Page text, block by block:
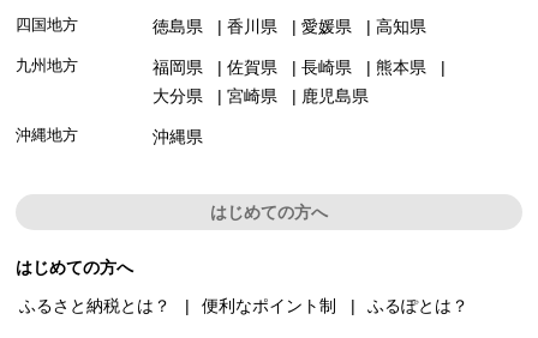
四国地方 徳島県 香川県 愛媛県 高知県
九州地方 福岡県 佐賀県 長崎県
熊本県
大分県
宮崎県 鹿児島県
沖縄地方 沖縄県
はじめての方へ
はじめての方へ
ふるさと納税とは？
便利なポイント制 ふるぽとは？